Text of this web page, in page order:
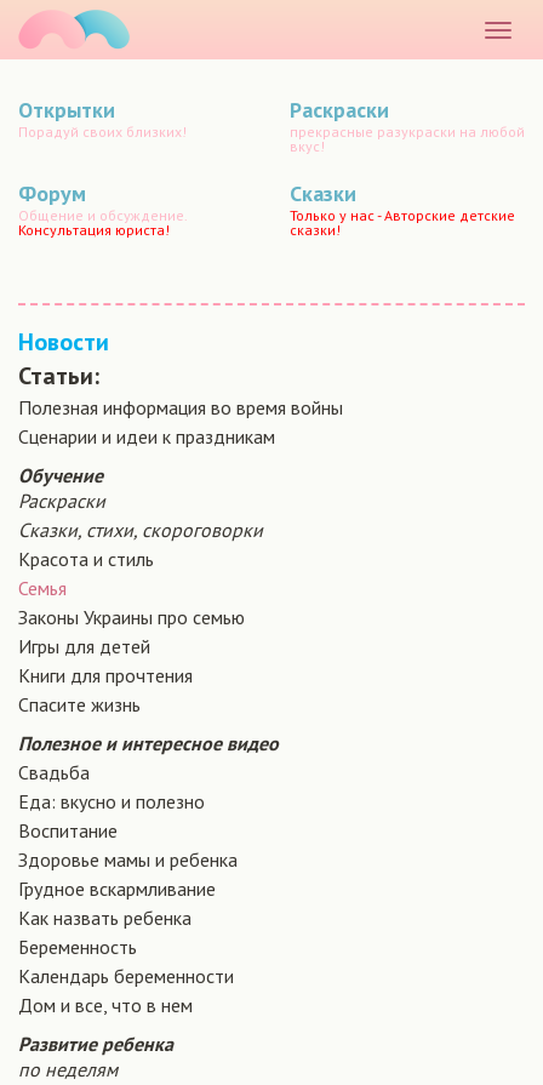
меню
Открытки
Порадуй своих близких!
Раскраски
прекрасные разукраски на любой
вкус!
Форум
Общение и обсуждение.
Консультация юриста!
Сказки
Только у нас - Авторские детские
сказки!
Новости
Статьи:
Полезная информация во время войны
Сценарии и идеи к праздникам
Обучение
Раскраски
Сказки, стихи, скороговорки
Красота и стиль
Семья
Законы Украины про семью
Игры для детей
Книги для прочтения
Спасите жизнь
Полезное и интересное видео
Свадьба
Еда: вкусно и полезно
Воспитание
Здоровье мамы и ребенка
Грудное вскармливание
Как назвать ребенка
Беременность
Календарь беременности
Дом и все, что в нем
Развитие ребенка
по неделям